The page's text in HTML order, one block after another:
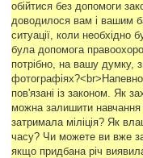
обійтися без допомоги
доводилося вам і вашим
ситуації, коли необхідно
була допомога
потрібно, на вашу думку,
пов'язані із законом. Як
можна залишити
затримала міліція? Як
часу? Чи можете ви вже
якщо придбана річ